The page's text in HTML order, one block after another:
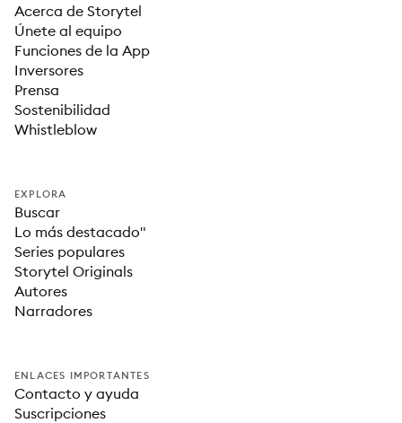
Acerca de Storytel
Únete al equipo
Funciones de la App
Inversores
Prensa
Sostenibilidad
Whistleblow
EXPLORA
Buscar
Lo más destacado"
Series populares
Storytel Originals
Autores
Narradores
ENLACES IMPORTANTES
Contacto y ayuda
Suscripciones